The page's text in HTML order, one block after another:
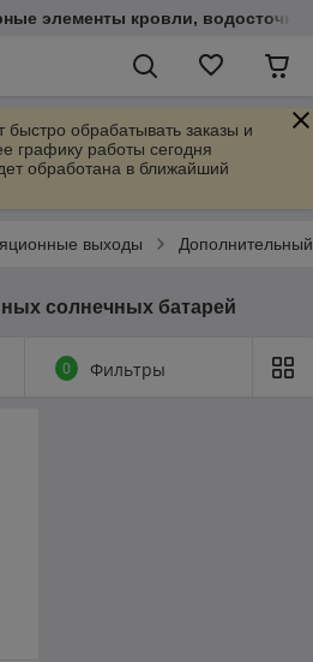
элементы кровли,
обрабатывать заказы и
графику работы сегодня
обработана в ближайший
выходы
солнечных батарей
0 Фильтры